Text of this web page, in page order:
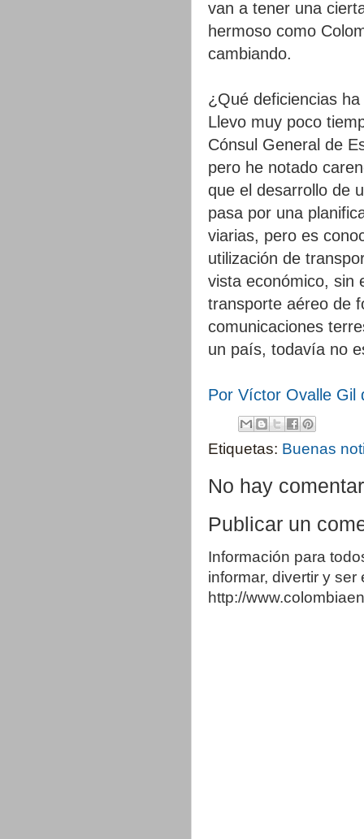
van a tener una
hermoso como
cambiando.
¿Qué deficiencias
Llevo muy poco
Cónsul General de
pero he notado
que el desarrollo de
pasa por una
viarias, pero es
utilización de
vista económico, sin
transporte aéreo de
comunicaciones
un país, todavía no
Por Víctor Ovalle Gil
Etiquetas: Buenas
No hay
Publicar un
Información para
informar, divertir y
http://